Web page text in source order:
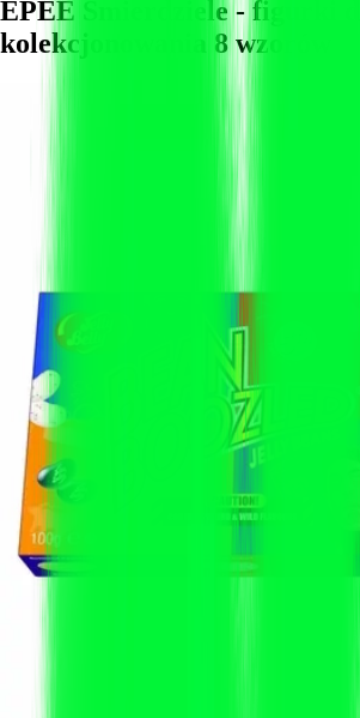
EPEE Śmierdziele - figurki do
kolekcjonowania 8 wzorów